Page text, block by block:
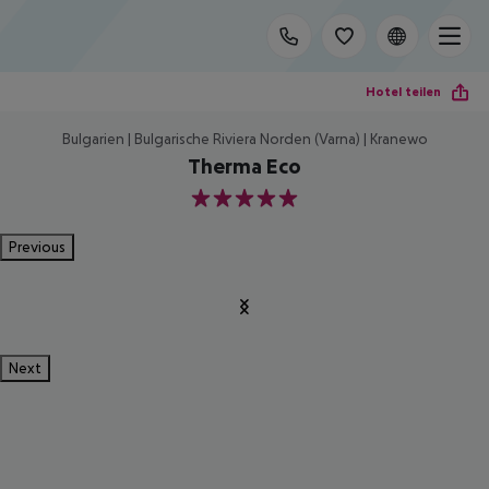
Hotel teilen
Bulgarien | Bulgarische Riviera Norden (Varna) | Kranewo
Therma Eco
5
Previous
Next